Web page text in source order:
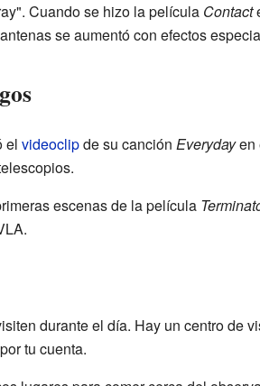
Cuando se hizo la película Contact
se aumentó con efectos
el videoclipde su canción Everydayen
escenas de la película
durante el día. Hay un centro de
tu cuenta.